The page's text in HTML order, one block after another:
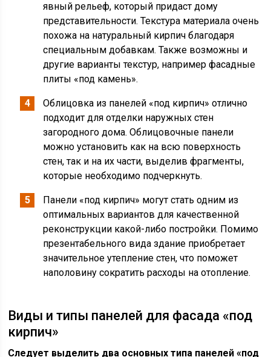
явный рельеф, который придаст дому
представительности. Текстура материала очень
похожа на натуральный кирпич благодаря
специальным добавкам. Также возможны и
другие варианты текстур, например фасадные
плиты «под камень».
Облицовка из панелей «под кирпич» отлично
подходит для отделки наружных стен
загородного дома. Облицовочные панели
можно установить как на всю поверхность
стен, так и на их части, выделив фрагменты,
которые необходимо подчеркнуть.
Панели «под кирпич» могут стать одним из
оптимальных вариантов для качественной
реконструкции какой-либо постройки. Помимо
презентабельного вида здание приобретает
значительное утепление стен, что поможет
наполовину сократить расходы на отопление.
Виды и типы панелей для фасада «под
кирпич»
Следует выделить два основных типа панелей «под